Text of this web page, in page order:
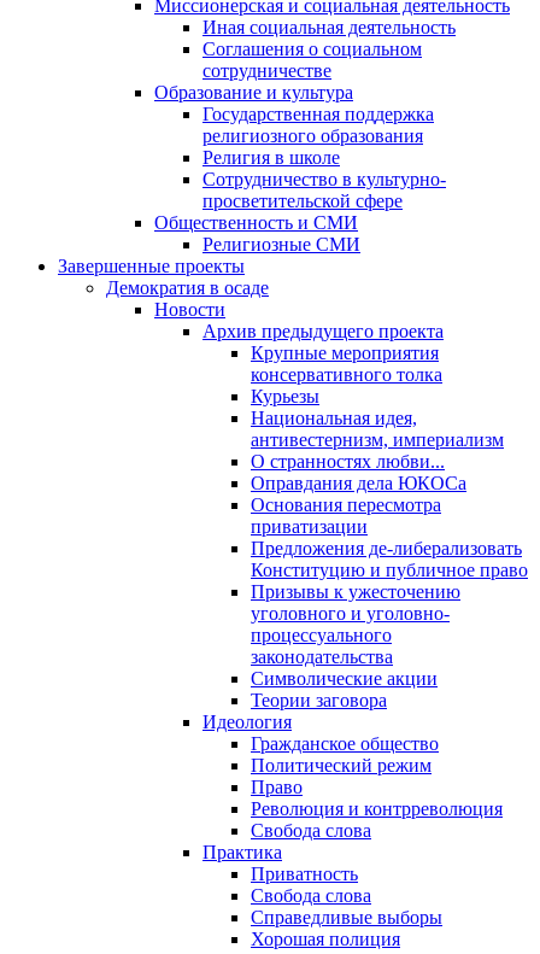
Миссионерская и социальная деятельность
Иная социальная деятельность
Соглашения о социальном
сотрудничестве
Образование и культура
Государственная поддержка
религиозного образования
Религия в школе
Сотрудничество в культурно-
просветительской сфере
Общественность и СМИ
Религиозные СМИ
Завершенные проекты
Демократия в осаде
Новости
Архив предыдущего проекта
Крупные мероприятия
консервативного толка
Курьезы
Национальная идея,
антивестернизм, империализм
О странностях любви...
Оправдания дела ЮКОСа
Основания пересмотра
приватизации
Предложения де-либерализовать
Конституцию и публичное право
Призывы к ужесточению
уголовного и уголовно-
процессуального
законодательства
Символические акции
Теории заговора
Идеология
Гражданское общество
Политический режим
Право
Революция и контрреволюция
Свобода слова
Практика
Приватность
Свобода слова
Справедливые выборы
Хорошая полиция